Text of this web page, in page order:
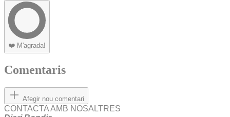
❤️ M'agrada!
Comentaris
Afegir nou comentari
CONTACTA AMB NOSALTRES